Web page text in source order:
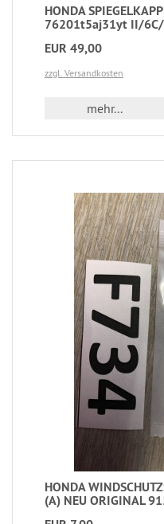
HONDA
76201t5aj31yt II/
EUR 49,00
zzgl. Versandkosten
mehr...
HONDA
(A) NEU ORIGINAL